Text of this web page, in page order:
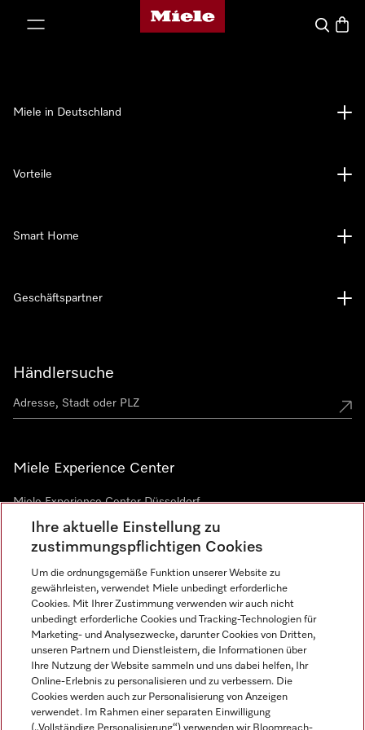
Miele-Homepage
Suche
Händlersuche
Miele Experience Center
Miele Experience Center Düsseldorf
Miele Experience Center Gütersloh
Newsletter
Miele in Deutschland
Vorteile
Smart Home
Geschäftspartner
Ihre aktuelle Einstellung zu
zustimmungspflichtigen Cookies
Um die ordnungsgemäße Funktion unserer Website zu
gewährleisten, verwendet Miele unbedingt erforderliche
Cookies. Mit Ihrer Zustimmung verwenden wir auch nicht
unbedingt erforderliche Cookies und Tracking-Technologien für
Marketing- und Analysezwecke, darunter Cookies von Dritten,
unseren Partnern und Dienstleistern, die Informationen über
Ihre Nutzung der Website sammeln und uns dabei helfen, Ihr
Online-Erlebnis zu personalisieren und zu verbessern. Die
Cookies werden auch zur Personalisierung von Anzeigen
verwendet. Im Rahmen einer separaten Einwilligung